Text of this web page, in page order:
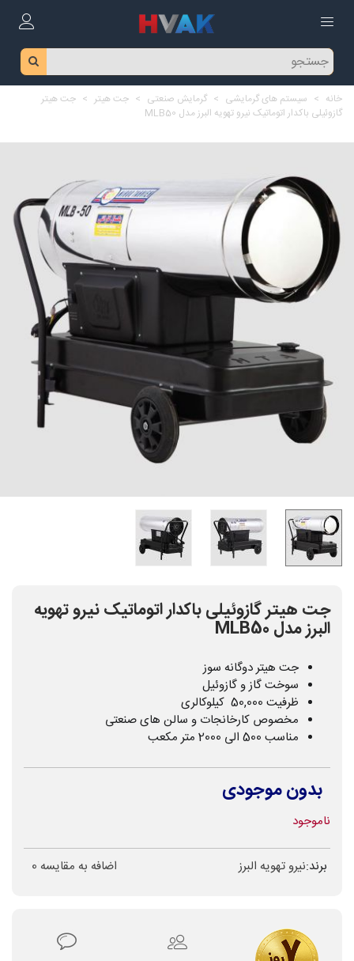
خانه > سیستم های گرمایشی > گرمایش صنعتی > جت هیتر > جت هیتر
گازوئیلی باکدار اتوماتیک نیرو تهویه البرز مدل MLB50
جت هیتر گازوئیلی باکدار اتوماتیک نیرو تهویه
البرز مدل MLB50
جت هیتر دوگانه سوز
سوخت گاز و گازوئیل
ظرفیت 50,000 کیلوکالری
مخصوص کارخانجات و سالن های صنعتی
مناسب 500 الی 2000 متر مکعب
بدون موجودی
ناموجود
برند:نیرو تهویه البرز اضافه به مقایسه 0